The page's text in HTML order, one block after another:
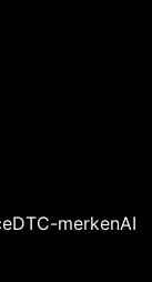
DTC-merkenAI